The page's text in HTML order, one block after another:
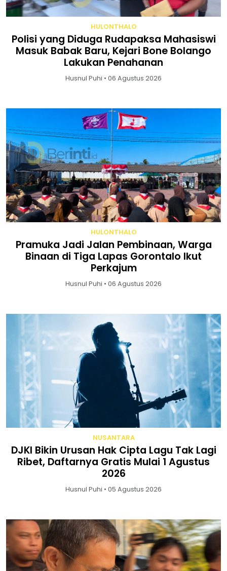
HULONTHALO
Polisi yang Diduga Rudapaksa Mahasiswi
Masuk Babak Baru, Kejari Bone Bolango
Lakukan Penahanan
Husnul Puhi • 06 Agustus 2026
HULONTHALO
Pramuka Jadi Jalan Pembinaan, Warga
Binaan di Tiga Lapas Gorontalo Ikut
Perkajum
Husnul Puhi • 06 Agustus 2026
NUSANTARA
DJKI Bikin Urusan Hak Cipta Lagu Tak Lagi
Ribet, Daftarnya Gratis Mulai 1 Agustus
2026
Husnul Puhi • 05 Agustus 2026